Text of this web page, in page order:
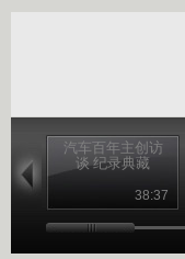
汽车百年主创访
谈 纪录典藏
38:37